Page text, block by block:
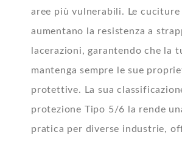
aree più vulnerabili. Le
aumentano la resistenza a
lacerazioni, garantendo che la
mantenga sempre le sue
protettive. La sua
protezione Tipo 5/6 la rende
pratica per diverse industrie,